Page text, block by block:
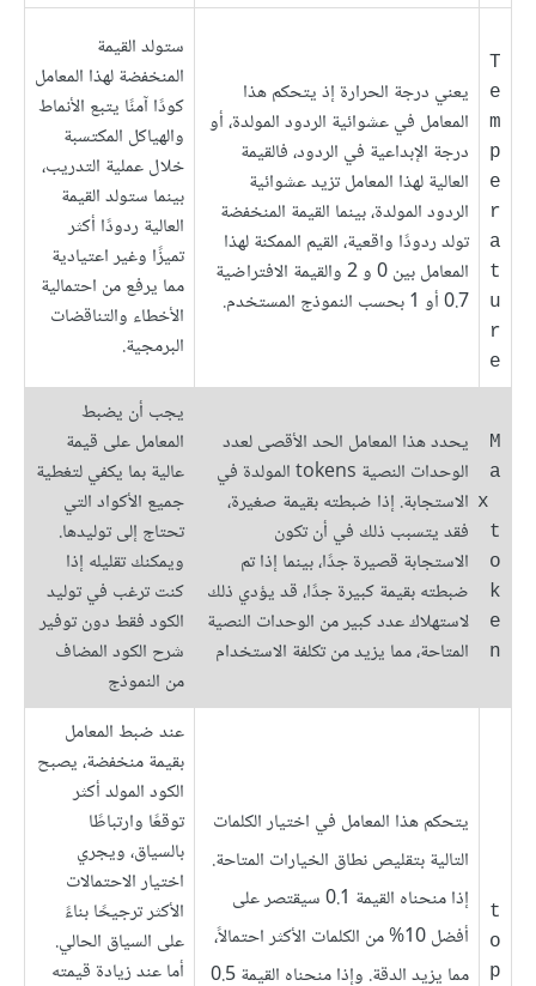
T
e
m
p
e
r
a
t
u
r
e
يعني درجة الحرارة إذ يتحكم هذا
المعامل في عشوائية الردود المولدة، أو
درجة الإبداعية في الردود، فالقيمة
العالية لهذا المعامل تزيد عشوائية
الردود المولدة، بينما القيمة المنخفضة
تولد ردودًا واقعية، القيم الممكنة لهذا
المعامل بين 0 و 2 والقيمة الافتراضية
0.7 أو 1 بحسب النموذج المستخدم.
ستولد القيمة
المنخفضة لهذا المعامل
كودًا آمنًا يتبع الأنماط
والهياكل المكتسبة
خلال عملية التدريب،
بينما ستولد القيمة
العالية ردودًا أكثر
تميزًا وغير اعتيادية
مما يرفع من احتمالية
الأخطاء والتناقضات
البرمجية.
M
a
x
t
o
k
e
n
يحدد هذا المعامل الحد الأقصى لعدد
الوحدات النصية tokens المولدة في
الاستجابة. إذا ضبطته بقيمة صغيرة،
فقد يتسبب ذلك في أن تكون
الاستجابة قصيرة جدًا، بينما إذا تم
ضبطته بقيمة كبيرة جدًا، قد يؤدي ذلك
لاستهلاك عدد كبير من الوحدات النصية
المتاحة، مما يزيد من تكلفة الاستخدام
يجب أن يضبط
المعامل على قيمة
عالية بما يكفي لتغطية
جميع الأكواد التي
تحتاج إلى توليدها.
ويمكنك تقليله إذا
كنت ترغب في توليد
الكود فقط دون توفير
شرح الكود المضاف
من النموذج
t
o
p
يتحكم هذا المعامل في اختيار الكلمات
التالية بتقليص نطاق الخيارات المتاحة.
إذا منحناه القيمة 0.1 سيقتصر على
أفضل 10% من الكلمات الأكثر احتمالاً،
مما يزيد الدقة. وإذا منحناه القيمة 0.5
عند ضبط المعامل
بقيمة منخفضة، يصبح
الكود المولد أكثر
توقعًا وارتباطًا
بالسياق، ويجري
اختيار الاحتمالات
الأكثر ترجيحًا بناءً
على السياق الحالي.
أما عند زيادة قيمته